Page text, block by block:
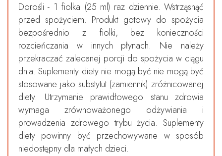
Dorośli - 1 fiolka (25 ml) raz dziennie. Wstrząsnąć
przed spożyciem. Produkt gotowy do spożycia
bezpośrednio z fiolki, bez konieczności
rozcieńczania w innych płynach. Nie należy
przekraczać zalecanej porcji do spożycia w ciągu
dnia. Suplementy diety nie mogą być nie mogą być
stosowane jako substytut (zamiennik) zróżnicowanej
diety. Utrzymanie prawidłowego stanu zdrowia
wymaga zrównoważonego odżywiania i
prowadzenia zdrowego trybu życia. Suplementy
diety powinny być przechowywane w sposób
niedostępny dla małych dzieci.